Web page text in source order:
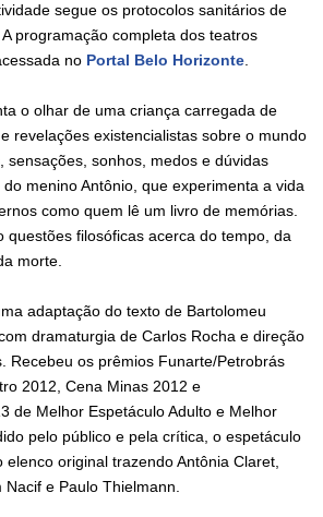
segue os protocolos sanitários de
programação completa dos teatros
no Portal Belo Horizonte.
o olhar de uma criança carregada de
revelações existencialistas sobre o mundo
sensações, sonhos, medos e dúvidas
menino Antônio, que experimenta a vida
como quem lê um livro de memórias.
questões filosóficas acerca do tempo, da
morte.
adaptação do texto de Bartolomeu
dramaturgia de Carlos Rocha e direção
Recebeu os prêmios Funarte/Petrobrás
2012, Cena Minas 2012 e
de Melhor Espetáculo Adulto e Melhor
pelo público e pela crítica, o espetáculo
elenco original trazendo Antônia Claret,
e Paulo Thielmann.